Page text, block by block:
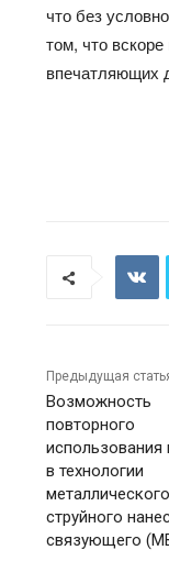
что без
том, что
впечатляющих
Предыдущая
Возможность
повторного
в технологии
металлического
струйного
связующего